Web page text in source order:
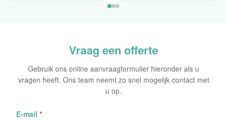
Vraag een offerte
Gebruik ons online aanvraagformulier hieronder als u
vragen heeft. Ons team neemt zo snel mogelijk contact met
u op.
E-mail *